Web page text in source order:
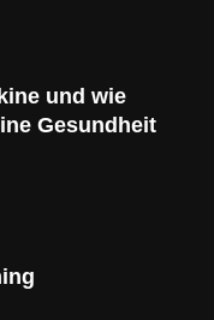
und wie
Gesundheit